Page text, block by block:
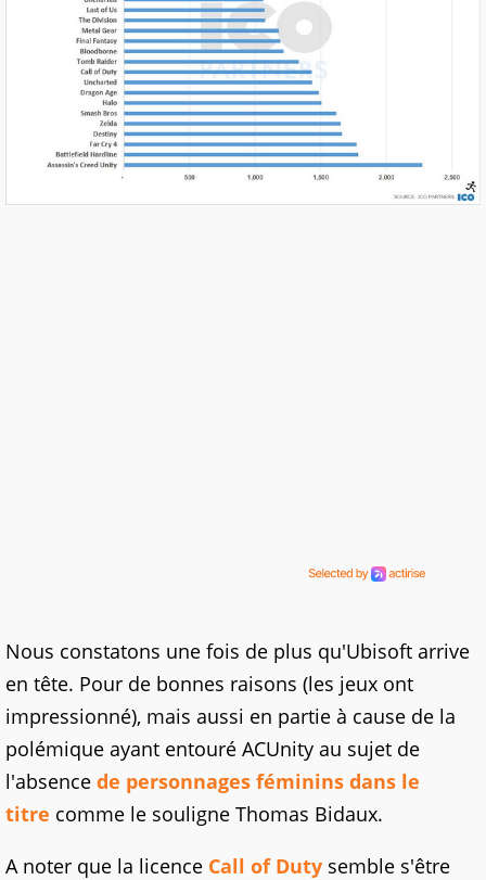
Nous constatons une fois de plus qu'Ubisoft arrive
en tête. Pour de bonnes raisons (les jeux ont
impressionné), mais aussi en partie à cause de la
polémique ayant entouré ACUnity au sujet de
l'absence de personnages féminins dans le
titre comme le souligne Thomas Bidaux.
A noter que la licence Call of Duty semble s'être